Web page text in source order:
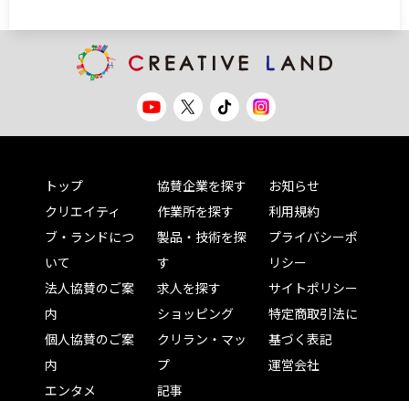
トップ
クリエイティ
ブ・ランドにつ
いて
法人協賛のご案
内
個人協賛のご案
内
エンタメ
協賛企業を探す
作業所を探す
製品・技術を探
す
求人を探す
ショッピング
クリラン・マッ
プ
記事
お知らせ
利用規約
プライバシーポ
リシー
サイトポリシー
特定商取引法に
基づく表記
運営会社